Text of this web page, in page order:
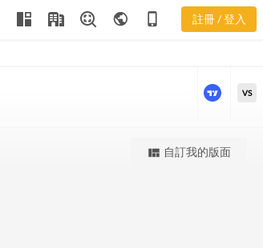
public phone_iphone 註冊 / 登入
更強大的進階價量圖表
VS
view_quilt 自訂我的版面